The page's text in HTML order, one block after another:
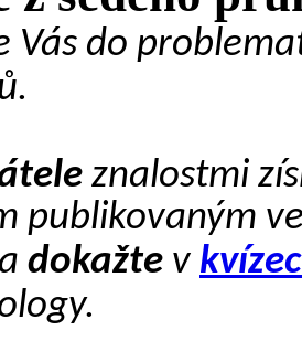
Vás do
znalostmi
publikovaným
a dokažte v